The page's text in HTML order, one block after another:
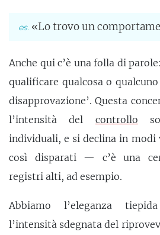
«Lo trovo un
Anche qui c’è una folla di
qualificare qualcosa o
disapprovazione’. Questa
l’intensità del controllo
individuali, e si declina in modi
così disparati — c’è una
registri alti, ad esempio.
Abbiamo l’eleganza
l’intensità sdegnata del